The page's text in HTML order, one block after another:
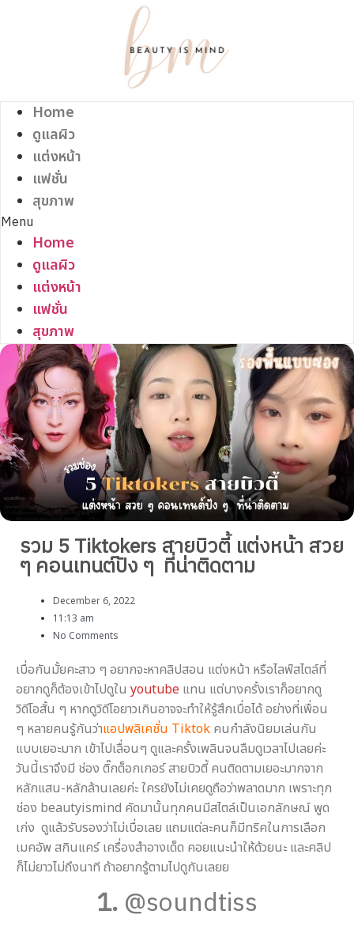
Home
ดูแลผิว
แต่งหน้า
แฟชั่น
สุขภาพ
Menu
Home
ดูแลผิว
แต่งหน้า
แฟชั่น
สุขภาพ
รวม 5 Tiktokers สายบิวตี้ แต่งหน้า สวย
ๆ คอนเทนต์ปัง ๆ ที่น่าติดตาม
December 6, 2022
11:13 am
No Comments
เบื่อกันมั้ยคะสาว ๆ อยากจะหาคลิปสอน แต่งหน้า หรือไลฟ์สไตล์ที่
อยากดูก็ต้องเข้าไปดูใน youtube แทน แต่บางครั้งเราก็อยากดู
วิดีโอสั้น ๆ หากดูวิดีโอยาวเกินอาจจะทำให้รู้สึกเบื่อได้ อย่างที่เพื่อน
ๆ หลายคนรู้กันว่าแอปพลิเคชั่น Tiktok คนกำลังนิยมเล่นกัน
แบบเยอะมาก เข้าไปเลื่อนๆ ดูและครั้งเพลินจนลืมดูเวลาไปเลยค่ะ
วันนี้เราจึงมี ช่อง ติ๊กต็อกเกอร์ สายบิวตี้ คนติดตามเยอะมากจาก
หลักแสน-หลักล้านเลยค่ะ ใครยังไม่เคยดูถือว่าพลาดมาก เพราะทุก
ช่อง beautyismind คัดมานั้นทุกคนมีสไตล์เป็นเอกลักษณ์ พูด
เก่ง ดูแล้วรับรองว่าไม่เบื่อเลย แถมแต่ละคนก็มีทริคในการเลือก
เมคอัพ สกินแคร์ เครื่องสำอางเด็ด คอยแนะนำให้ด้วยนะ และคลิป
ก็ไม่ยาวไม่ถึงนาที ถ้าอยากรู้ตามไปดูกันเลยย
1.@soundtiss